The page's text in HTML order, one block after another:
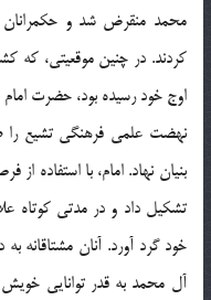
محمد منقرض شد و
کردند. در چنین موقعیتی، که
اوج خود رسیده بود، حضرت
نهضت علمی فرهنگی تشیع را
بنیان نهاد. امام، با
تشکیل داد و در مدتی کوتاه
خود گرد آورد. آنان مشتاقانه
آل محمد به قدر توانایی